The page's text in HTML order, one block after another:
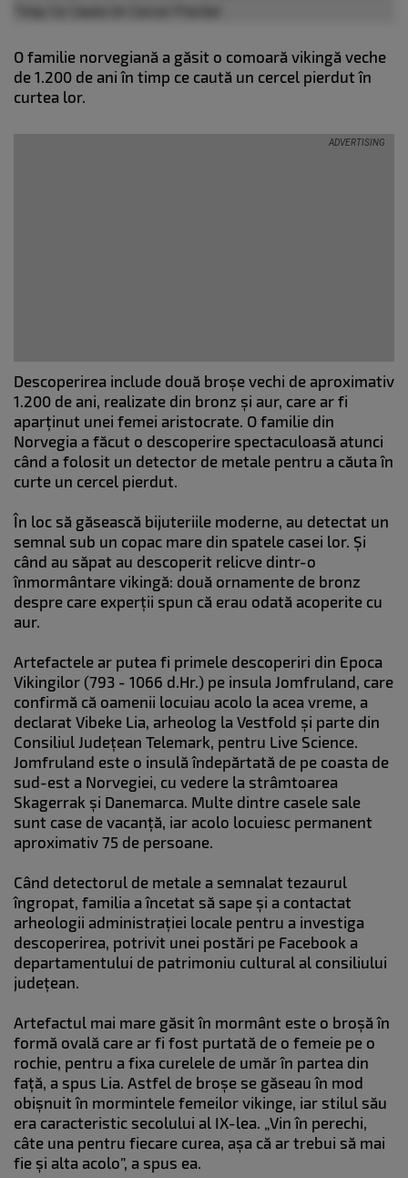
O familie norvegiană a găsit o comoară vikingă veche
de 1.200 de ani în timp ce caută un cercel pierdut în
curtea lor.
Descoperirea include două broșe vechi de aproximativ
1.200 de ani, realizate din bronz și aur, care ar fi
aparținut unei femei aristocrate. O familie din
Norvegia a făcut o descoperire spectaculoasă atunci
când a folosit un detector de metale pentru a căuta în
curte un cercel pierdut.
În loc să găsească bijuteriile moderne, au detectat un
semnal sub un copac mare din spatele casei lor. Și
când au săpat au descoperit relicve dintr-o
înmormântare vikingă: două ornamente de bronz
despre care experții spun că erau odată acoperite cu
aur.
Artefactele ar putea fi primele descoperiri din Epoca
Vikingilor (793 - 1066 d.Hr.) pe insula Jomfruland, care
confirmă că oamenii locuiau acolo la acea vreme, a
declarat Vibeke Lia, arheolog la Vestfold și parte din
Consiliul Județean Telemark, pentru Live Science.
Jomfruland este o insulă îndepărtată de pe coasta de
sud-est a Norvegiei, cu vedere la strâmtoarea
Skagerrak și Danemarca. Multe dintre casele sale
sunt case de vacanță, iar acolo locuiesc permanent
aproximativ 75 de persoane.
Când detectorul de metale a semnalat tezaurul
îngropat, familia a încetat să sape și a contactat
arheologii administrației locale pentru a investiga
descoperirea, potrivit unei postări pe Facebook a
departamentului de patrimoniu cultural al consiliului
județean.
Artefactul mai mare găsit în mormânt este o broșă în
formă ovală care ar fi fost purtată de o femeie pe o
rochie, pentru a fixa curelele de umăr în partea din
față, a spus Lia. Astfel de broșe se găseau în mod
obișnuit în mormintele femeilor vikinge, iar stilul său
era caracteristic secolului al IX-lea. „Vin în perechi,
câte una pentru fiecare curea, așa că ar trebui să mai
fie și alta acolo”, a spus ea.